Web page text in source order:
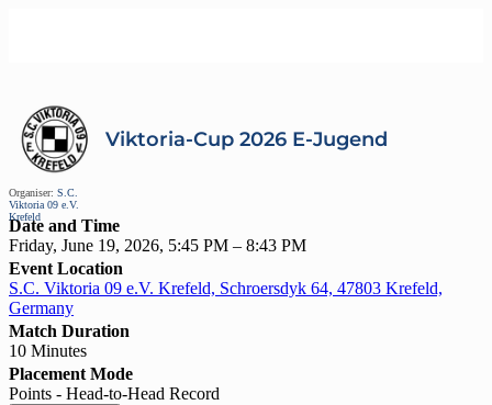
Organiser: S.C.
Viktoria 09 e.V.
Krefeld
Viktoria-Cup 2026 E-Jugend
Date and Time
Friday, June 19, 2026, 5:45 PM – 8:43 PM
Event Location
S.C. Viktoria 09 e.V. Krefeld, Schroersdyk 64, 47803 Krefeld,
Germany
Match Duration
10 Minutes
Placement Mode
Points - Head-to-Head Record